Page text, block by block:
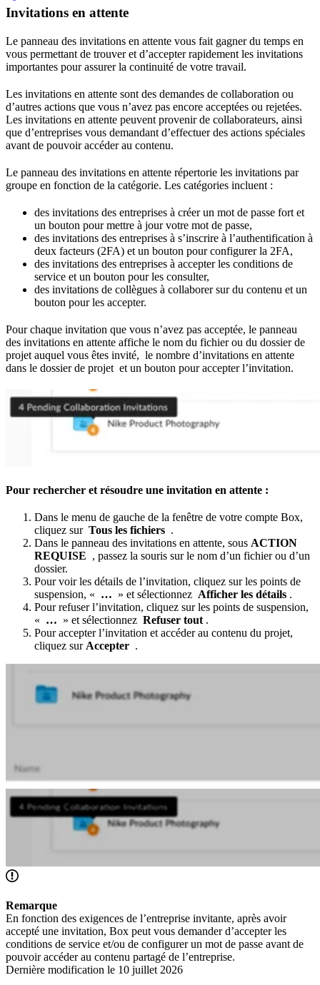
Invitations en attente
Le panneau des invitations en attente vous fait gagner du temps en
vous permettant de trouver et d’accepter rapidement les invitations
importantes pour assurer la continuité de votre travail.
Les invitations en attente sont des demandes de collaboration ou
d’autres actions que vous n’avez pas encore acceptées ou rejetées.
Les invitations en attente peuvent provenir de collaborateurs, ainsi
que d’entreprises vous demandant d’effectuer des actions spéciales
avant de pouvoir accéder au contenu.
Le panneau des invitations en attente répertorie les invitations par
groupe en fonction de la catégorie. Les catégories incluent :
des invitations des entreprises à créer un mot de passe fort et
un bouton pour mettre à jour votre mot de passe,
des invitations des entreprises à s’inscrire à l’authentification à
deux facteurs (2FA) et un bouton pour configurer la 2FA,
des invitations des entreprises à accepter les conditions de
service et un bouton pour les consulter,
des invitations de collègues à collaborer sur du contenu et un
bouton pour les accepter.
Pour chaque invitation que vous n’avez pas acceptée, le panneau
des invitations en attente affiche le nom du fichier ou du dossier de
projet auquel vous êtes invité, le nombre d’invitations en attente
dans le dossier de projet et un bouton pour accepter l’invitation.
Pour rechercher et résoudre une invitation en attente :
Dans le menu de gauche de la fenêtre de votre compte Box,
cliquez sur Tous les fichiers .
Dans le panneau des invitations en attente, sous ACTION
REQUISE , passez la souris sur le nom d’un fichier ou d’un
dossier.
Pour voir les détails de l’invitation, cliquez sur les points de
suspension, « … » et sélectionnez Afficher les détails .
Pour refuser l’invitation, cliquez sur les points de suspension,
« … » et sélectionnez Refuser tout .
Pour accepter l’invitation et accéder au contenu du projet,
cliquez sur Accepter .
Remarque
En fonction des exigences de l’entreprise invitante, après avoir
accepté une invitation, Box peut vous demander d’accepter les
conditions de service et/ou de configurer un mot de passe avant de
pouvoir accéder au contenu partagé de l’entreprise.
Dernière modification le 10 juillet 2026